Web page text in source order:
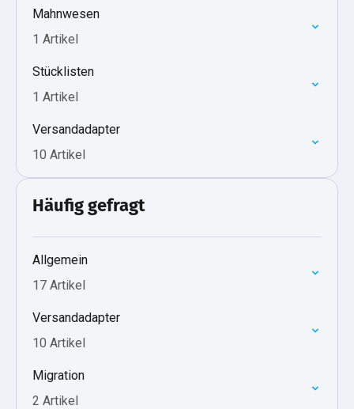
Mahnwesen
1 Artikel
Stücklisten
1 Artikel
Versandadapter
10 Artikel
Häufig gefragt
Allgemein
17 Artikel
Versandadapter
10 Artikel
Migration
2 Artikel